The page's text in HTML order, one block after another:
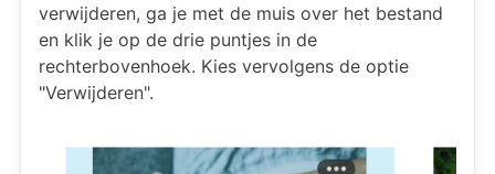
verwijderen, ga je met de muis over het bestand
en klik je op de drie puntjes in de
rechterbovenhoek. Kies vervolgens de optie
"Verwijderen".